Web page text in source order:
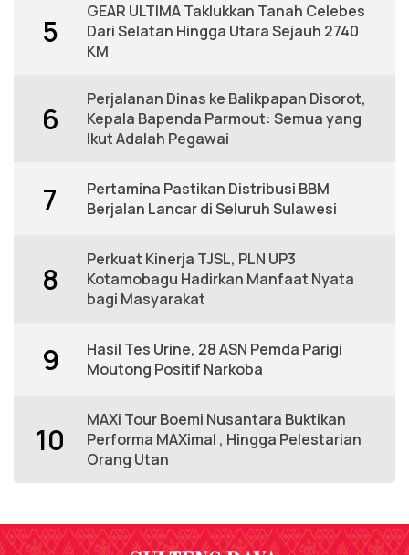
5
GEAR ULTIMA Taklukkan Tanah Celebes
Dari Selatan Hingga Utara Sejauh 2740
KM
6
Perjalanan Dinas ke Balikpapan Disorot,
Kepala Bapenda Parmout: Semua yang
Ikut Adalah Pegawai
7
Pertamina Pastikan Distribusi BBM
Berjalan Lancar di Seluruh Sulawesi
8
Perkuat Kinerja TJSL, PLN UP3
Kotamobagu Hadirkan Manfaat Nyata
bagi Masyarakat
9
Hasil Tes Urine, 28 ASN Pemda Parigi
Moutong Positif Narkoba
10
MAXi Tour Boemi Nusantara Buktikan
Performa MAXimal , Hingga Pelestarian
Orang Utan